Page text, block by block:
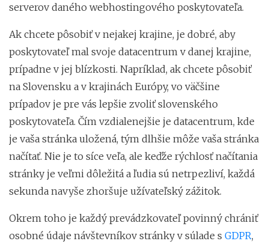
serverov daného webhostingového poskytovateľa.
Ak chcete pôsobiť v nejakej krajine, je dobré, aby
poskytovateľ mal svoje datacentrum v danej krajine,
prípadne v jej blízkosti. Napríklad, ak chcete pôsobiť
na Slovensku a v krajinách Európy, vo väčšine
prípadov je pre vás lepšie zvoliť slovenského
poskytovateľa. Čím vzdialenejšie je datacentrum, kde
je vaša stránka uložená, tým dlhšie môže vaša stránka
načítať. Nie je to síce veľa, ale keďže rýchlosť načítania
stránky je veľmi dôležitá a ľudia sú netrpezliví, každá
sekunda navyše zhoršuje užívateľský zážitok.
Okrem toho je každý prevádzkovateľ povinný chrániť
osobné údaje návštevníkov stránky v súlade s GDPR,